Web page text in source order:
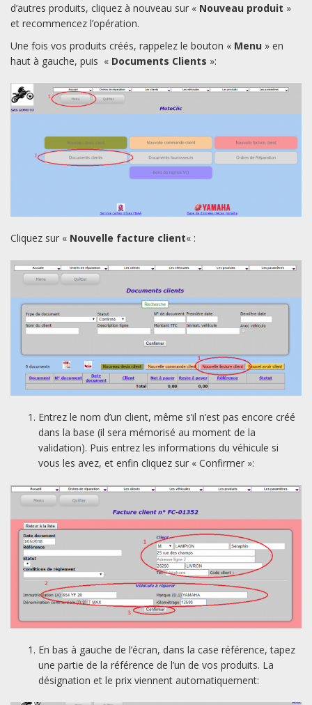
d’autres produits, cliquez à nouveau sur « Nouveau produit »
et recommencez l’opération.
Une fois vos produits créés, rappelez le bouton « Menu » en
haut à gauche, puis « Documents Clients »:
Cliquez sur « Nouvelle facture client« :
Entrez le nom d’un client, même s’il n’est pas encore créé
dans la base (il sera mémorisé au moment de la
validation). Puis entrez les informations du véhicule si
vous les avez, et enfin cliquez sur « Confirmer »:
En bas à gauche de l’écran, dans la case référence, tapez
une partie de la référence de l’un de vos produits. La
désignation et le prix viennent automatiquement: